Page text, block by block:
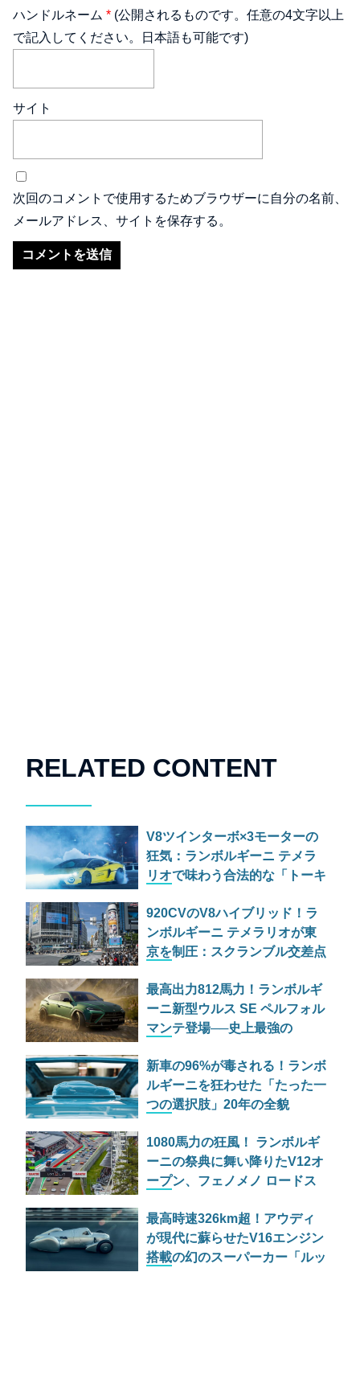
ハンドルネーム * (公開されるものです。任意の4文字以上
で記入してください。日本語も可能です)
サイト
次回のコメントで使用するためブラウザーに自分の名前、
メールアドレス、サイトを保存する。
RELATED CONTENT
V8ツインターボ×3モーターの
狂気：ランボルギーニ テメラ
リオで味わう合法的な「トーキ
920CVのV8ハイブリッド！ラ
ンボルギーニ テメラリオが東
京を制圧：スクランブル交差点
最高出力812馬力！ランボルギ
ーニ新型ウルス SE ペルフォル
マンテ登場──史上最強の
った？
新車の96%が毒される！ランボ
ルギーニを狂わせた「たった一
つの選択肢」20年の全貌
1080馬力の狂風！ ランボルギ
ーニの祭典に舞い降りたV12オ
ープン、フェノメノ ロードス
最高時速326km超！アウディ
が現代に蘇らせたV16エンジン
搭載の幻のスーパーカー「ルッ